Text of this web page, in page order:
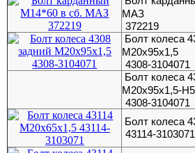
МАЗ
372219
Болт колеса
М20х95х1,5
4308-3104071
Болт колеса
М20х95х1,5-
4308-3104071
Болт колеса
43114-3103071